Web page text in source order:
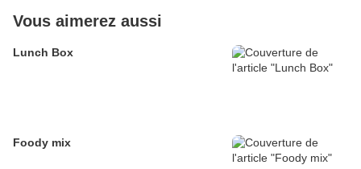
Vous aimerez aussi
Lunch Box
Foody mix